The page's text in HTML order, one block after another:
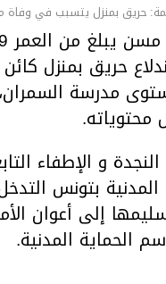
حريق بمنزل يتسبب في وفاة
حريق بمنزل
على مستوى مدرسة
محتوياته.
و الإطفاء
المدنية بتونس
إلى أعوان
الحماية المدنية.